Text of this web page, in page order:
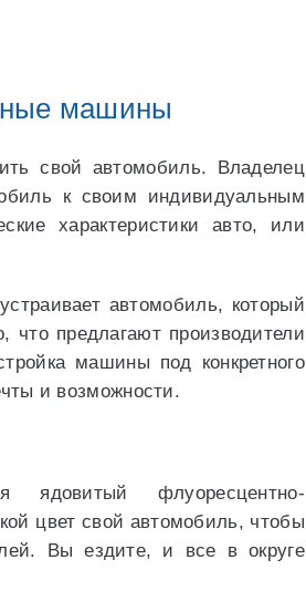
машины
свой автомобиль. Владелец
к своим индивидуальным
характеристики авто, или
автомобиль, который
что предлагают производители
машины под конкретного
и возможности.
флуоресцентно-
цвет свой автомобиль, чтобы
Вы ездите, и все в округе